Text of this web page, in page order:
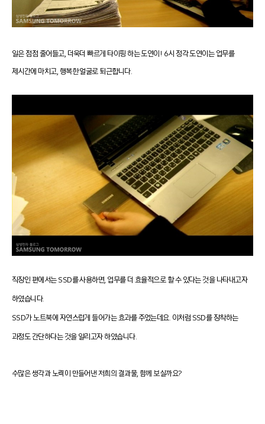
일은 점점 줄어들고, 더욱더 빠르게 타이핑 하는 도연이! 6시 정각 도연이는 업무를
제시간에 마치고, 행복한 얼굴로 퇴근합니다.
직장인 편에서는 SSD를 사용하면, 업무를 더 효율적으로 할 수 있다는 것을 나타내고자
하였습니다.
SSD가 노트북에 자연스럽게 들어가는 효과를 주었는데요. 이처럼 SSD를 장착하는
과정도 간단하다는 것을 알리고자 하였습니다.
수많은 생각과 노력이 만들어낸 저희의 결과물, 함께 보실까요?